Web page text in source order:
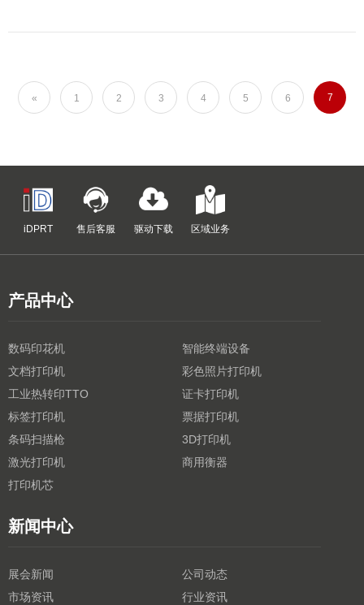
« 1 2 3 4 5 6 7
iDPRT 售后客服 驱动下载 区域业务
产品中心
数码印花机
智能终端设备
文档打印机
彩色照片打印机
工业热转印TTO
证卡打印机
标签打印机
票据打印机
条码扫描枪
3D打印机
激光打印机
商用衡器
打印机芯
新闻中心
展会新闻
公司动态
市场资讯
行业资讯